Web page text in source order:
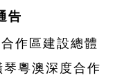
告
作區建設總體
粵澳深度合作